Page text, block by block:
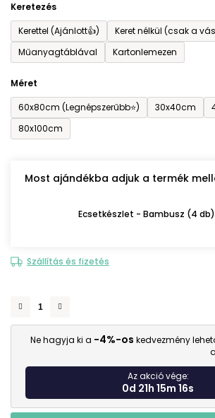
Keretezés
Kerettel (Ajánlott👍)
Keret nélkül (csak a
Műanyagtáblával
Kartonlemezen
Méret
60x80cm (Legnépszerűbb⭐)
30x40cm
80x100cm
Most ajándékba adjuk a termék
Ecsetkészlet - Bambusz (4
Szállítás és fizetés
Ne hagyja ki a -4%-os kedvezmény
Az akció vége:
0d 21h 15m 15s